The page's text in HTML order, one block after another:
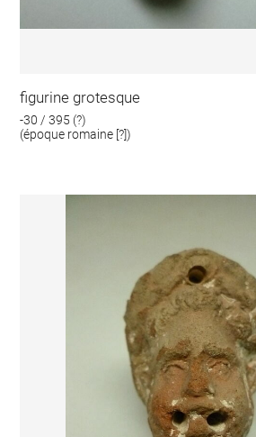
figurine grotesque
-30 / 395 (?)
(époque romaine [?])